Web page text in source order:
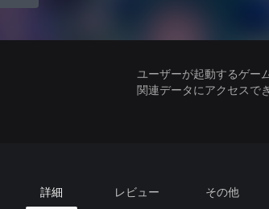
ユーザーが起動するゲー
関連データにアクセスで
詳細 レビュー その他